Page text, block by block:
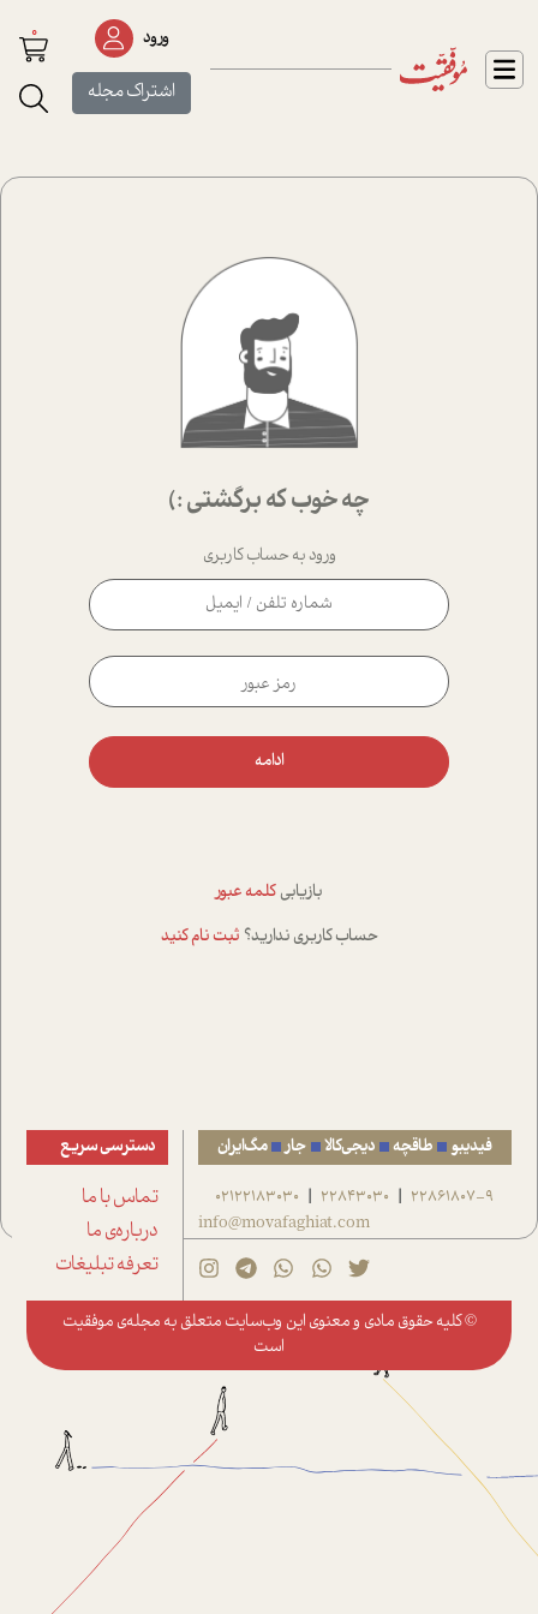
ورود
اشتراک مجله
0
چه خوب که برگشتی :)
ورود به حساب کاربری
ادامه
بازیابی کلمه عبور
حساب کاربری ندارید؟ ثبت نام کنید
فیدیبو طاقچه دیجی‌کالا جار مگ‌ایران
22861807-9
|
22843030
|
02122183030
info@movafaghiat.com
دسترسی سریع
تماس با ما
درباره‌ی ما
تعرفه تبلیغات
© کلیه حقوق مادی و معنوی این وب‌سایت متعلق به مجله‌ی موفقیت
است